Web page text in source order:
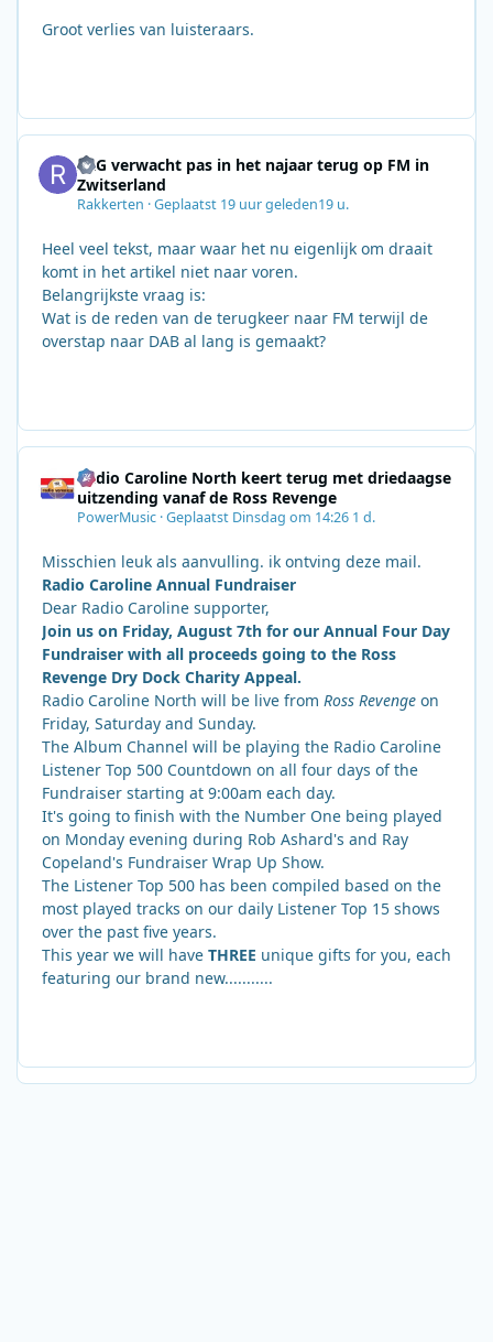
Groot verlies van luisteraars.
SRG verwacht pas in het najaar terug op FM in
Zwitserland
Rakkerten ·Geplaatst 19 uur geleden19 u.
Heel veel tekst, maar waar het nu eigenlijk om draait
komt in het artikel niet naar voren.
Belangrijkste vraag is:
Wat is de reden van de terugkeer naar FM terwijl de
overstap naar DAB al lang is gemaakt?
Radio Caroline North keert terug met driedaagse
uitzending vanaf de Ross Revenge
PowerMusic ·Geplaatst Dinsdag om 14:26 1 d.
Misschien leuk als aanvulling. ik ontving deze mail.
Radio Caroline Annual Fundraiser
Dear Radio Caroline supporter,
Join us on Friday, August 7th for our Annual Four Day
Fundraiser with all proceeds going to the Ross
Revenge Dry Dock Charity Appeal.
Radio Caroline North will be live from Ross Revenge on
Friday, Saturday and Sunday.
The Album Channel will be playing the Radio Caroline
Listener Top 500 Countdown on all four days of the
Fundraiser starting at 9:00am each day.
It's going to finish with the Number One being played
on Monday evening during Rob Ashard's and Ray
Copeland's Fundraiser Wrap Up Show.
The Listener Top 500 has been compiled based on the
most played tracks on our daily Listener Top 15 shows
over the past five years.
This year we will have THREE unique gifts for you, each
featuring our brand new...........